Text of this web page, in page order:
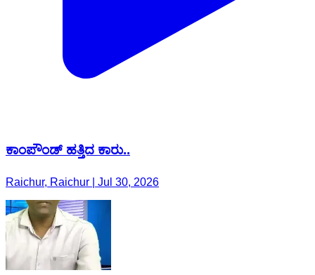
ಕಾಂಪೌಂಡ್ ಹತ್ತಿದ ಕಾರು..
Raichur, Raichur | Jul 30, 2026